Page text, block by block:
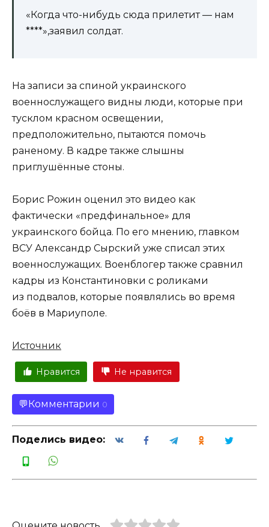
«Когда что-нибудь сюда прилетит — нам
****»,заявил солдат.
На записи за спиной украинского
военнослужащего видны люди, которые при
тусклом красном освещении,
предположительно, пытаются помочь
раненому. В кадре также слышны
приглушённые стоны.
Борис Рожин оценил это видео как
фактически «предфинальное» для
украинского бойца. По его мнению, главком
ВСУ Александр Сырский уже списал этих
военнослужащих. Военблогер также сравнил
кадры из Константиновки с роликами
из подвалов, которые появлялись во время
боёв в Мариуполе.
Источник
Нравится Не нравится
Комментарии 0
Поделись видео: